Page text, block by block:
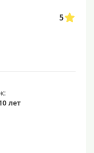
5
лет